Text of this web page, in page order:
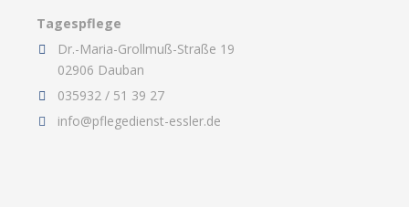
Tagespflege
Dr.-Maria-Grollmuß-Straße 19
02906 Dauban
035932 / 51 39 27
info@pflegedienst-essler.de